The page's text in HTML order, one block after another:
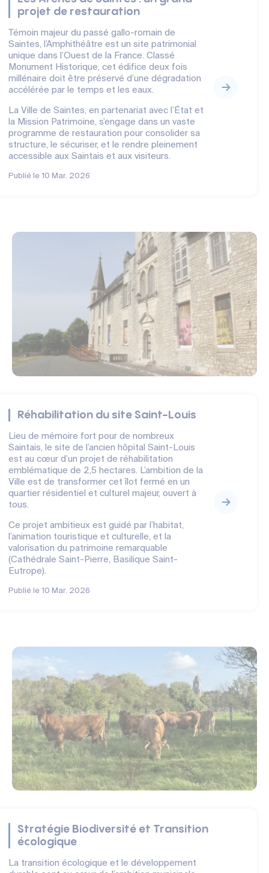
projet de restauration
Témoin majeur du passé gallo-romain de
Saintes, l’Amphithéâtre est un site patrimonial
unique dans l’Ouest de la France. Classé
Monument Historique, cet édifice deux fois
millénaire doit être préservé d’une dégradation
accélérée par le temps et les eaux.
La Ville de Saintes, en partenariat avec l’État et
la Mission Patrimoine, s’engage dans un vaste
programme de restauration pour consolider sa
structure, le sécuriser, et le rendre pleinement
accessible aux Saintais et aux visiteurs.
Publié le 10 Mar. 2026
Réhabilitation du site Saint-Louis
Lieu de mémoire fort pour de nombreux
Saintais, le site de l’ancien hôpital Saint-Louis
est au cœur d’un projet de réhabilitation
emblématique de 2,5 hectares. L’ambition de la
Ville est de transformer cet îlot fermé en un
quartier résidentiel et culturel majeur, ouvert à
tous.
Ce projet ambitieux est guidé par l’habitat,
l’animation touristique et culturelle, et la
valorisation du patrimoine remarquable
(Cathédrale Saint-Pierre, Basilique Saint-
Eutrope).
Publié le 10 Mar. 2026
Stratégie Biodiversité et Transition
écologique
La transition écologique et le développement